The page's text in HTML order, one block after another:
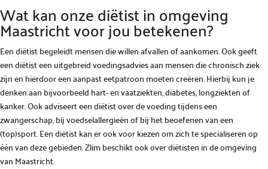
Wat kan onze diëtist in omgeving
Maastricht voor jou betekenen?
Een diëtist begeleidt mensen die willen afvallen of aankomen. Ook geeft
een diëtist een uitgebreid voedingsadvies aan mensen die chronisch ziek
zijn en hierdoor een aanpast eetpatroon moeten creëren. Hierbij kun je
denken aan bijvoorbeeld hart- en vaatziekten, diabetes, longziekten of
kanker. Ook adviseert een diëtist over de voeding tijdens een
zwangerschap, bij voedselallergieën of bij het beoefenen van een
(top)sport. Een diëtist kan er ook voor kiezen om zich te specialiseren op
één van deze gebieden. Zlim beschikt ook over diëtisten in de omgeving
van Maastricht.